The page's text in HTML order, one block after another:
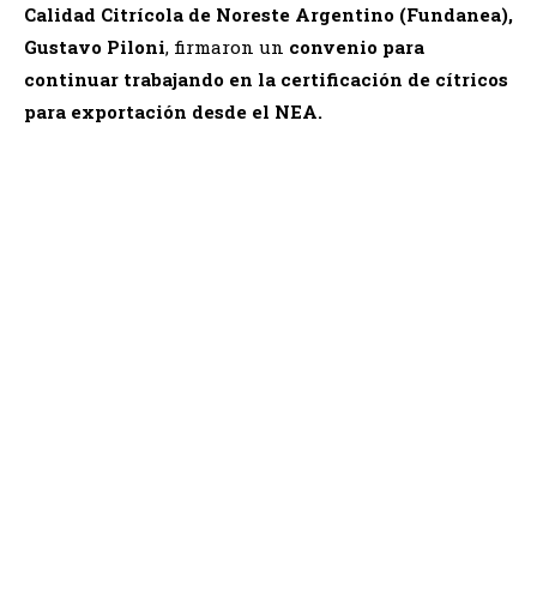
Calidad Citrícola de Noreste Argentino (Fundanea),
Gustavo Piloni, firmaron un convenio para
continuar trabajando en la certificación de cítricos
para exportación desde el NEA.